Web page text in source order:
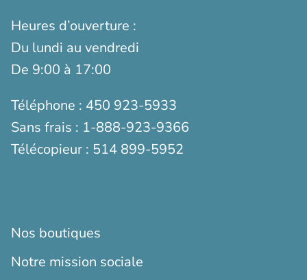
Heures d’ouverture :
Du lundi au vendredi
De 9:00 à 17:00
Téléphone : 450 923-5933
Sans frais : 1-888-923-9366
Télécopieur : 514 899-5952
Nos boutiques
Notre mission sociale